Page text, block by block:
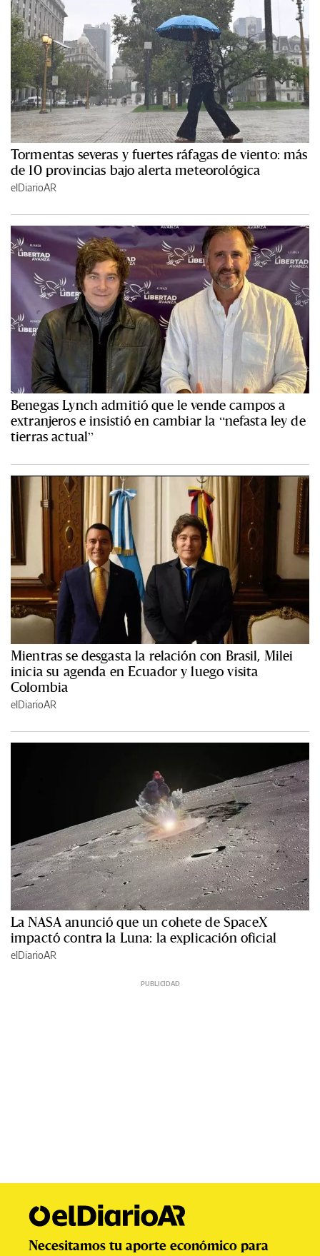
Tormentas severas y fuertes ráfagas de viento: más
de 10 provincias bajo alerta meteorológica
elDiarioAR
Benegas Lynch admitió que le vende campos a
extranjeros e insistió en cambiar la “nefasta ley de
tierras actual”
Mientras se desgasta la relación con Brasil, Milei
inicia su agenda en Ecuador y luego visita
Colombia
elDiarioAR
La NASA anunció que un cohete de SpaceX
impactó contra la Luna: la explicación oficial
elDiarioAR
Necesitamos tu aporte económico para